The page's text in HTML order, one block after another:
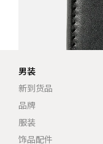
男装
新到货品
品牌
服装
饰品配件